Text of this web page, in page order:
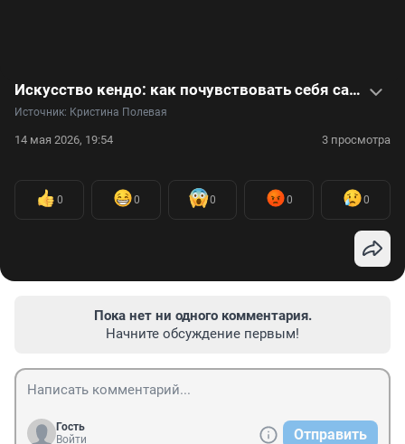
Искусство кендо: как почувствовать себя самураем. Видео
Источник: Кристина Полевая
14 мая 2026, 19:54 3 просмотра
0 0 0 0 0
Пока нет ни одного комментария.
Начните обсуждение первым!
Гость
Войти
Отправить